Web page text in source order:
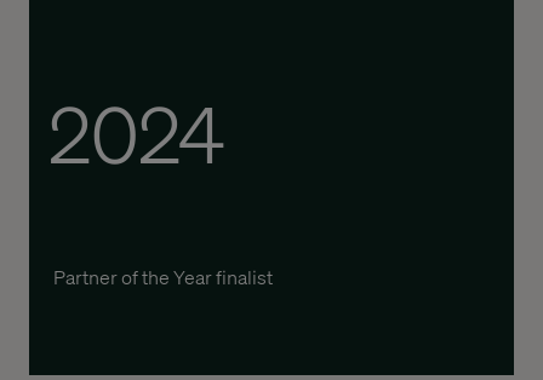
2024
Partner of theYearfinalist